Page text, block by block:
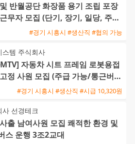
반월공단 화장품 용기 조립 포장
무자 모집 (단기, 장기, 일당, 주급
#경기 시흥시 #생산직 #협의 가능
스템 주식회사
자동차 시트 프레임 로봇용접
정 사원 모집 (주급 가능/통근버스
#경기 시흥시 #생산직 #시급 10,320원
사 선경테크
출 남여사원 모집 쾌적한 환경 및
스 운행 3조2교대